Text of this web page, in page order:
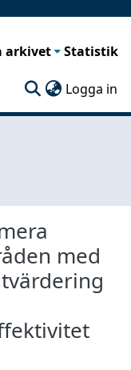
arkivet Statistik
Logga in
med